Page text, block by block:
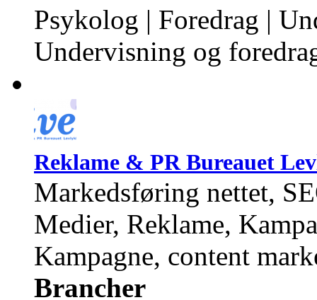
Psykolog | Foredrag |
Undervisning og
Reklame & PR Bureauet
Markedsføring nettet,
Medier, Reklame,
Kampagne, content
Brancher